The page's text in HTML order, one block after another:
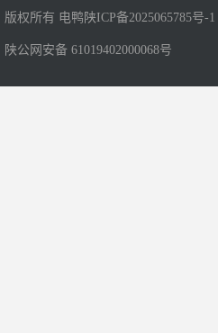
版权所有 电鸭 陕ICP备2025065785号-1
陕公网安备 61019402000068号